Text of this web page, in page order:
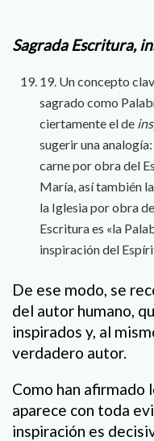
Sagrada Escritura,
19. Un concepto
sagrado como
ciertamente el de
sugerir una
carne por obra del
María, así también
la Iglesia por obra
Escritura es «la
inspiración del
De ese modo, se
del autor humano,
inspirados y, al
verdadero autor.
Como han afirmado
aparece con toda
inspiración es